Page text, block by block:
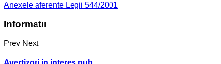
Anexele aferente Legii 544/2001
Informatii
Prev Next
Avertizori in interes pub…